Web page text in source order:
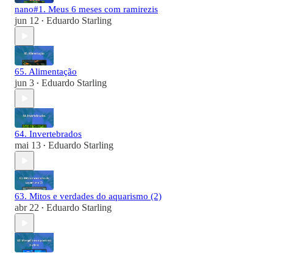
nano#1. Meus 6 meses com ramirezis
jun 12 • Eduardo Starling
65. Alimentação
jun 3 • Eduardo Starling
64. Invertebrados
mai 13 • Eduardo Starling
63. Mitos e verdades do aquarismo (2)
abr 22 • Eduardo Starling